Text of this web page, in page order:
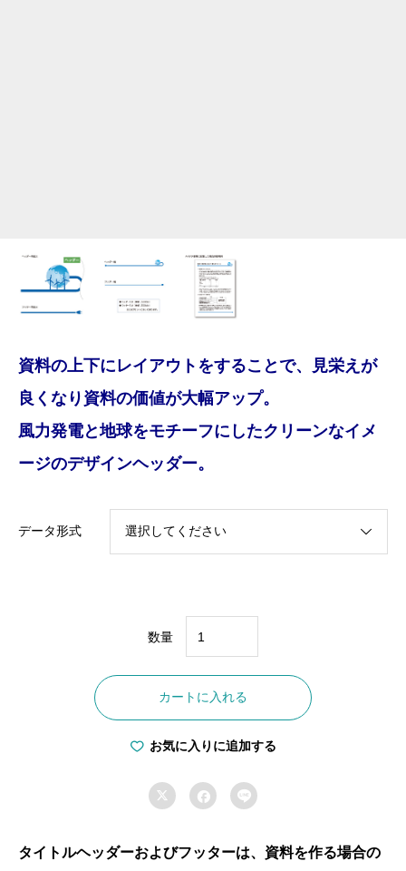
資料の上下にレイアウトをすることで、見栄えが
良くなり資料の価値が大幅アップ。
風力発電と地球をモチーフにしたクリーンなイメ
ージのデザインヘッダー。
データ形式
数量
0005
ノ
ー
カ
ボ
で
カートに入れる
お気に入りに追加する
  
タイトルヘッダーおよびフッターは、資料を作る場合の